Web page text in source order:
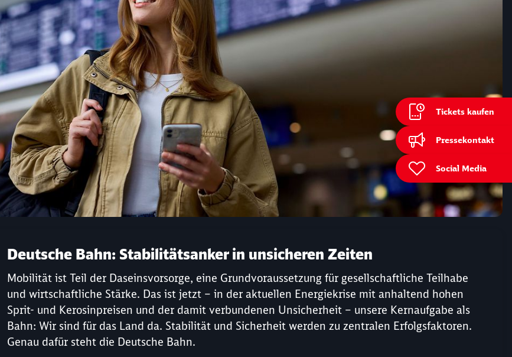
Tickets kaufen
Pressekontakt
Social Media
Deutsche Bahn: Stabilitätsanker in unsicheren Zeiten
Mobilität ist Teil der Daseinsvorsorge, eine Grundvoraussetzung für gesellschaftliche Teilhabe
und wirtschaftliche Stärke. Das ist jetzt – in der aktuellen Energiekrise mit anhaltend hohen
Sprit- und Kerosinpreisen und der damit verbundenen Unsicherheit – unsere Kernaufgabe als
Bahn: Wir sind für das Land da. Stabilität und Sicherheit werden zu zentralen Erfolgsfaktoren.
Genau dafür steht die Deutsche Bahn.
Schließen
Möchten Sie zuweitergeleitet werden?
Abbrechen Weiter